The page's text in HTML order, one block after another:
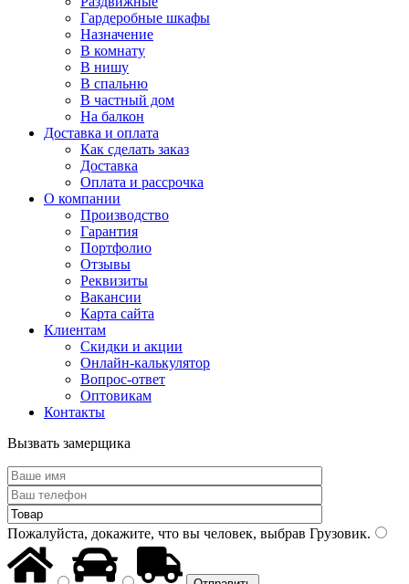
Гардеробные шкафы
Назначение
В комнату
В нишу
В спальню
В частный дом
На балкон
Доставка и оплата
Как сделать заказ
Доставка
Оплата и рассрочка
О компании
Производство
Гарантия
Портфолио
Отзывы
Реквизиты
Вакансии
Карта сайта
Клиентам
Скидки и акции
Онлайн-калькулятор
Вопрос-ответ
Оптовикам
Контакты
Вызвать замерщика
Пожалуйста, докажите, что вы человек, выбрав Грузовик.